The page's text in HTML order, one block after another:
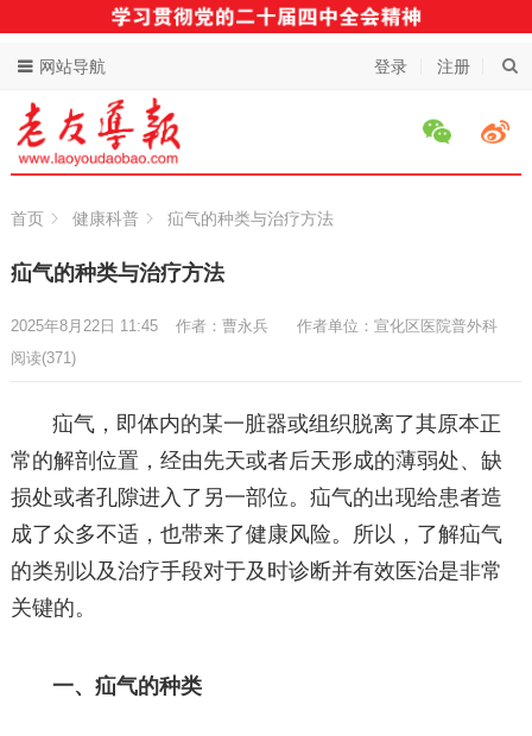
登录 注册
网站导航
首页 健康科普 疝气的种类与治疗方法
疝气的种类与治疗方法
作者：曹永兵 作者单位：宣化区医院普外科
2025年8月22日 11:45
阅读(371)
疝气，即体内的某一脏器或组织脱离了其原本正
常的解剖位置，经由先天或者后天形成的薄弱处、缺
损处或者孔隙进入了另一部位。疝气的出现给患者造
成了众多不适，也带来了健康风险。所以，了解疝气
的类别以及治疗手段对于及时诊断并有效医治是非常
关键的。
一、疝气的种类